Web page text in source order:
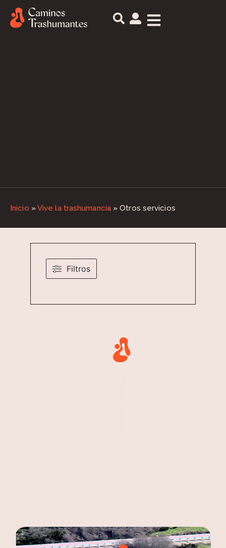
Inicio »Vive la trashumancia»Otros servicios
Filtros